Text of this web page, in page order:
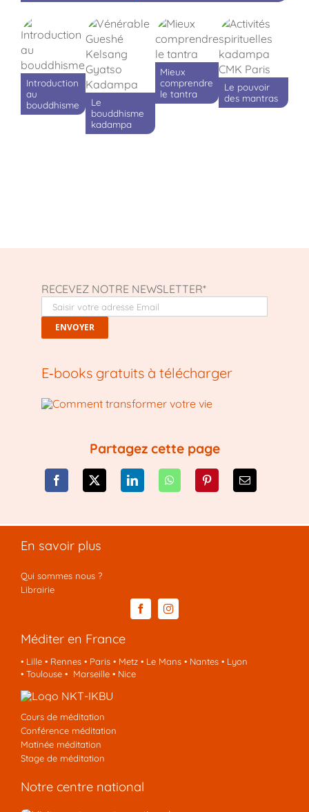
Introduction
au
bouddhisme
Le
bouddhisme
kadampa
Mieux
comprendre
le tantra
Le pouvoir
des mantras
RECEVEZ NOTRE NEWSLETTER*
E‑books gratuits à télécharger
Partagez cette page
En savoir plus
Qui sommes nous ?
Librairie
Méditer en France
• Lille• Rennes• Paris• Metz• Le Mans• Nantes• Lyon
• Toulouse• Marseille• Nice
Cours de méditation
Conférence méditation
Matinée méditation
Stage de méditation
Notre centre national